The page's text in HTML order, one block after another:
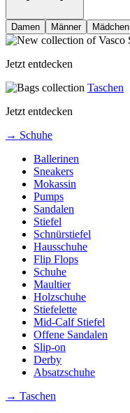
Damen Männer Mädchen
Jetzt entdecken
Taschen
Jetzt entdecken
→ Schuhe
Ballerinen
Sneakers
Mokassin
Pumps
Sandalen
Stiefel
Schnürstiefel
Hausschuhe
Flip Flops
Schuhe
Maultier
Holzschuhe
Stiefelette
Mid-Calf Stiefel
Offene Sandalen
Slip-on
Derby
Absatzschuhe
→ Taschen